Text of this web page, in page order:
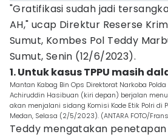
"Gratifikasi sudah jadi
AH," ucap Direktur Reserse
Sumut, Kombes Pol Teddy
Sumut, Senin (12/6/2023).
1. Untuk kasus TPPU masih
Mantan Kabag Bin Ops Direktorat Narkoba Polda
Achiruddin Hasibuan (kiri depan) berjalan
akan menjalani sidang Komisi Kode Etik Polri di
Medan, Selasa (2/5/2023). (ANTARA FOTO/
Teddy mengatakan